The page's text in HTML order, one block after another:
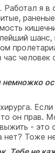
я
человек
он прав.
-
нет? Тоже